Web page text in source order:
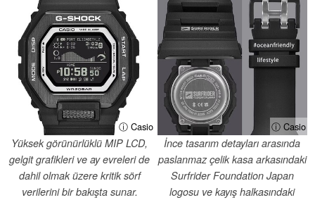
ⓘ Casio
Yüksek görünürlüklü MIP LCD,
gelgit grafikleri ve ay evreleri de
dahil olmak üzere kritik sörf
verilerini bir bakışta sunar.
ⓘ Casio
İnce tasarım detayları arasında
paslanmaz çelik kasa arkasındaki
Surfrider Foundation Japan
logosu ve kayış halkasındaki